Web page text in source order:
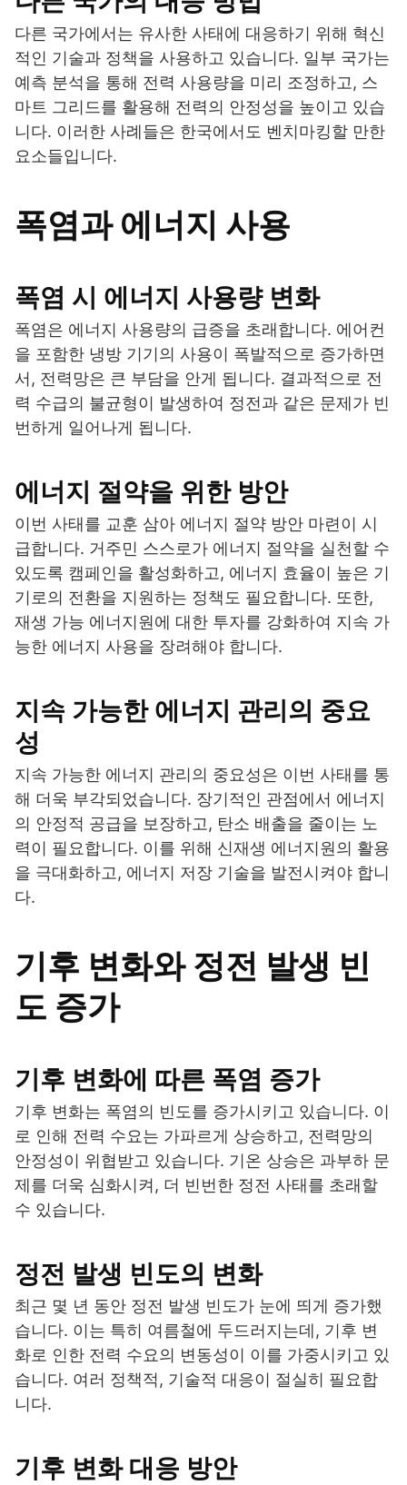
다른 국가에서는 유사한 사태에 대응하기 위해 혁신
적인 기술과 정책을 사용하고 있습니다. 일부 국가는
예측 분석을 통해 전력 사용량을 미리 조정하고, 스
마트 그리드를 활용해 전력의 안정성을 높이고 있습
니다. 이러한 사례들은 한국에서도 벤치마킹할 만한
요소들입니다.
폭염과 에너지 사용
폭염 시 에너지 사용량 변화
폭염은 에너지 사용량의 급증을 초래합니다. 에어컨
을 포함한 냉방 기기의 사용이 폭발적으로 증가하면
서, 전력망은 큰 부담을 안게 됩니다. 결과적으로 전
력 수급의 불균형이 발생하여 정전과 같은 문제가 빈
번하게 일어나게 됩니다.
에너지 절약을 위한 방안
이번 사태를 교훈 삼아 에너지 절약 방안 마련이 시
급합니다. 거주민 스스로가 에너지 절약을 실천할 수
있도록 캠페인을 활성화하고, 에너지 효율이 높은 기
기로의 전환을 지원하는 정책도 필요합니다. 또한,
재생 가능 에너지원에 대한 투자를 강화하여 지속 가
능한 에너지 사용을 장려해야 합니다.
지속 가능한 에너지 관리의 중요
성
지속 가능한 에너지 관리의 중요성은 이번 사태를 통
해 더욱 부각되었습니다. 장기적인 관점에서 에너지
의 안정적 공급을 보장하고, 탄소 배출을 줄이는 노
력이 필요합니다. 이를 위해 신재생 에너지원의 활용
을 극대화하고, 에너지 저장 기술을 발전시켜야 합니
다.
기후 변화와 정전 발생 빈
도 증가
기후 변화에 따른 폭염 증가
기후 변화는 폭염의 빈도를 증가시키고 있습니다. 이
로 인해 전력 수요는 가파르게 상승하고, 전력망의
안정성이 위협받고 있습니다. 기온 상승은 과부하 문
제를 더욱 심화시켜, 더 빈번한 정전 사태를 초래할
수 있습니다.
정전 발생 빈도의 변화
최근 몇 년 동안 정전 발생 빈도가 눈에 띄게 증가했
습니다. 이는 특히 여름철에 두드러지는데, 기후 변
화로 인한 전력 수요의 변동성이 이를 가중시키고 있
습니다. 여러 정책적, 기술적 대응이 절실히 필요합
니다.
기후 변화 대응 방안